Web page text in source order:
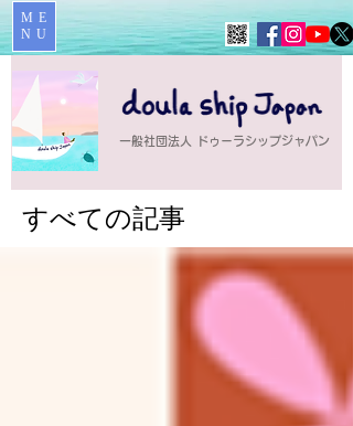
一般社団法人 ドゥーラシップジャパン
ME
NU
​すべての記事